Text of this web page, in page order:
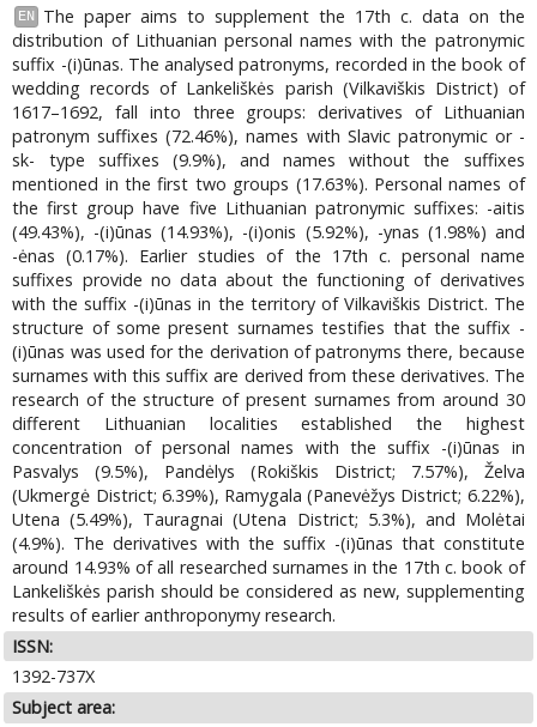
EN
The paper aims to supplement the 17th c. data on the
distribution of Lithuanian personal names with the patronymic
suffix -(i)ūnas. The analysed patronyms, recorded in the book of
wedding records of Lankeliškės parish (Vilkaviškis District) of
1617–1692, fall into three groups: derivatives of Lithuanian
patronym suffixes (72.46%), names with Slavic patronymic or -
sk- type suffixes (9.9%), and names without the suffixes
mentioned in the first two groups (17.63%). Personal names of
the first group have five Lithuanian patronymic suffixes: -aitis
(49.43%), -(i)ūnas (14.93%), -(i)onis (5.92%), -ynas (1.98%) and
-ėnas (0.17%). Earlier studies of the 17th c. personal name
suffixes provide no data about the functioning of derivatives
with the suffix -(i)ūnas in the territory of Vilkaviškis District. The
structure of some present surnames testifies that the suffix -
(i)ūnas was used for the derivation of patronyms there, because
surnames with this suffix are derived from these derivatives. The
research of the structure of present surnames from around 30
different Lithuanian localities established the highest
concentration of personal names with the suffix -(i)ūnas in
Pasvalys (9.5%), Pandėlys (Rokiškis District; 7.57%), Želva
(Ukmergė District; 6.39%), Ramygala (Panevėžys District; 6.22%),
Utena (5.49%), Tauragnai (Utena District; 5.3%), and Molėtai
(4.9%). The derivatives with the suffix -(i)ūnas that constitute
around 14.93% of all researched surnames in the 17th c. book of
Lankeliškės parish should be considered as new, supplementing
results of earlier anthroponymy research.
ISSN:
1392-737X
Subject area: